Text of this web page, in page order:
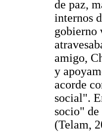
de paz,
internos
gobierno
amigo,
y
acorde
social".
socio"
(Telam,